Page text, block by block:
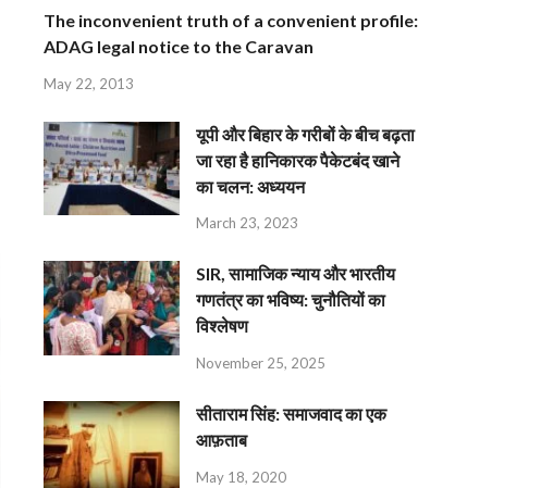
The inconvenient truth of a convenient profile:
ADAG legal notice to the Caravan
May 22, 2013
यूपी और बिहार के गरीबों के बीच बढ़ता
जा रहा है हानिकारक पैकेटबंद खाने
का चलन: अध्ययन
March 23, 2023
SIR, सामाजिक न्याय और भारतीय
गणतंत्र का भविष्य: चुनौतियों का
विश्लेषण
November 25, 2025
सीताराम सिंह: समाजवाद का एक
आफ़ताब
May 18, 2020